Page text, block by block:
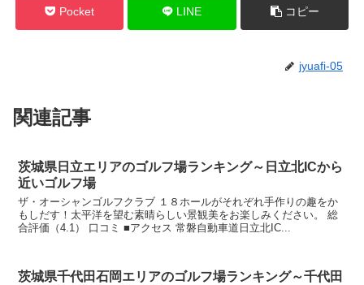
Pocket LINE コピー
jyuafi-05
関連記事
茨城県日立エリアのゴルフ場ランキング～日立北ICから
近いゴルフ場
ザ・オーシャンゴルフクラブ １８ホールがそれぞれ手作りの趣をか
もしだす！太平洋を望む素晴らしい景観美をお楽しみください。 総
合評価（4.1） 口コミ ■アクセス 常磐自動車道日立北IC...
茨城県千代田石岡エリアのゴルフ場ランキング～千代田